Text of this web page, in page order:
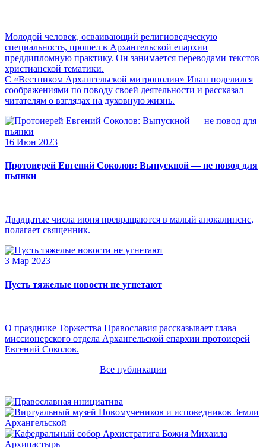
Молодой человек, осваивающий религиоведческую
специальность, прошел в Архангельской епархии
преддипломную практику. Он занимается переводами текстов
христианской тематики.
С «Вестником Архангельской митрополии» Иван поделился
соображениями по поводу своей деятельности и рассказал
читателям о взглядах на духовную жизнь.
16 Июн 2023
Протоиерей Евгений Соколов: Выпускной — не повод для
пьянки
Двадцатые числа июня превращаются в малый апокалипсис,
полагает священник.
3 Мар 2023
Пусть тяжелые новости не угнетают
О празднике Торжества Православия рассказывает глава
миссионерского отдела Архангельской епархии протоиерей
Евгений Соколов.
Все публикации
Архипастырь